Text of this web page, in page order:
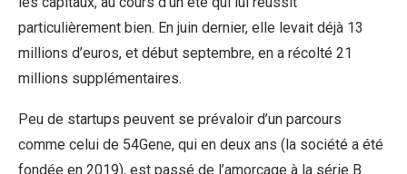
particulièrement bien. En juin dernier, elle levait déjà 13
millions d’euros, et début septembre, en a récolté 21
millions supplémentaires.
Peu de startups peuvent se prévaloir d’un parcours
comme celui de 54Gene, qui en deux ans (la société a été
fondée en 2019), est passé de l’amorçage à la série B